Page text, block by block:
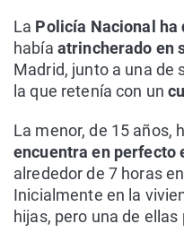
La Policía Nacional
había atrincherado en
Madrid, junto a una de
la que retenía con un
La menor, de 15 años,
encuentra en perfecto
alrededor de 7 horas
Inicialmente en la
hijas, pero una de ellas